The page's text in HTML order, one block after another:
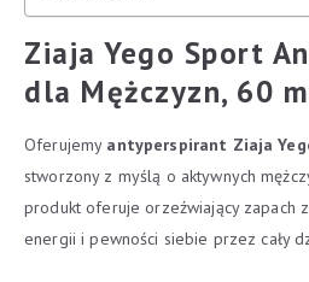
Ziaja Yego Sport
dla Mężczyzn, 60
Oferujemy antyperspirant Ziaja
stworzony z myślą o aktywnych
produkt oferuje orzeźwiający zapach
energii i pewności siebie przez cały